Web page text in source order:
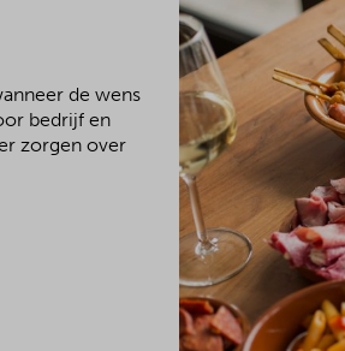
de wens
bedrijf en
zorgen over